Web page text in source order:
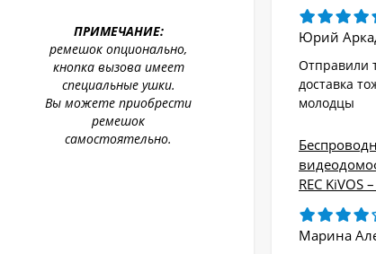
ПРИМЕЧАНИЕ:
ремешок опционально,
кнопка вызова имеет
специальные ушки.
Вы можете приобрести
ремешок
самостоятельно.
Юрий
Отправили
доставка
молодцы
REC KiVOS
Марина